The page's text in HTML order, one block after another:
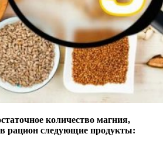
количество магния,
рацион следующие продукты: